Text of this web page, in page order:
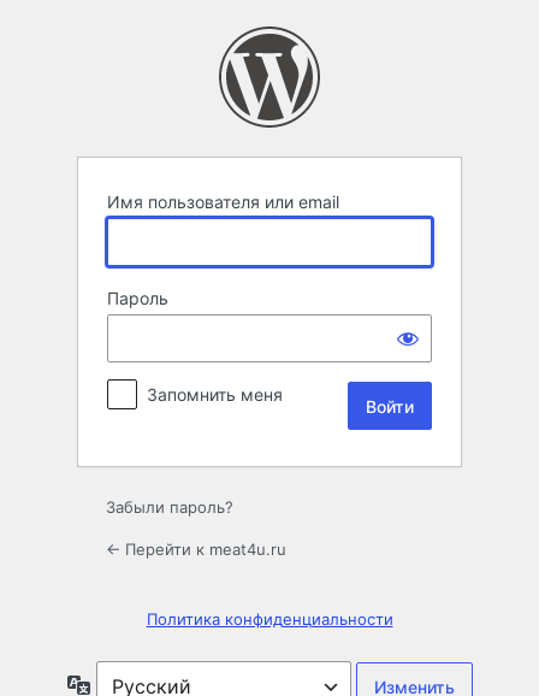
Имя пользователя или email
Пароль
Запомнить меня
Забыли пароль?
← Перейти к meat4u.ru
Политика конфиденциальности
Язык